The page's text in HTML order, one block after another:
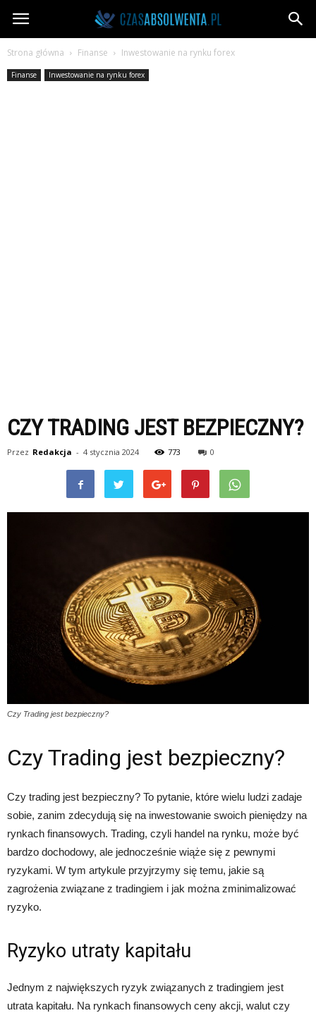
CzasAbsolwenta.pl
Strona główna Finanse Inwestowanie na rynku forex
Finanse Inwestowanie na rynku forex
CZY TRADING JEST BEZPIECZNY?
Przez Redakcja - 4 stycznia 2024 773 0
Czy Trading jest bezpieczny?
Czy Trading jest bezpieczny?
Czy trading jest bezpieczny? To pytanie, które wielu ludzi zadaje
sobie, zanim zdecydują się na inwestowanie swoich pieniędzy na
rynkach finansowych. Trading, czyli handel na rynku, może być
bardzo dochodowy, ale jednocześnie wiąże się z pewnymi
ryzykami. W tym artykule przyjrzymy się temu, jakie są
zagrożenia związane z tradingiem i jak można zminimalizować
ryzyko.
Ryzyko utraty kapitału
Jednym z największych ryzyk związanych z tradingiem jest
utrata kapitału. Na rynkach finansowych ceny akcji, walut czy